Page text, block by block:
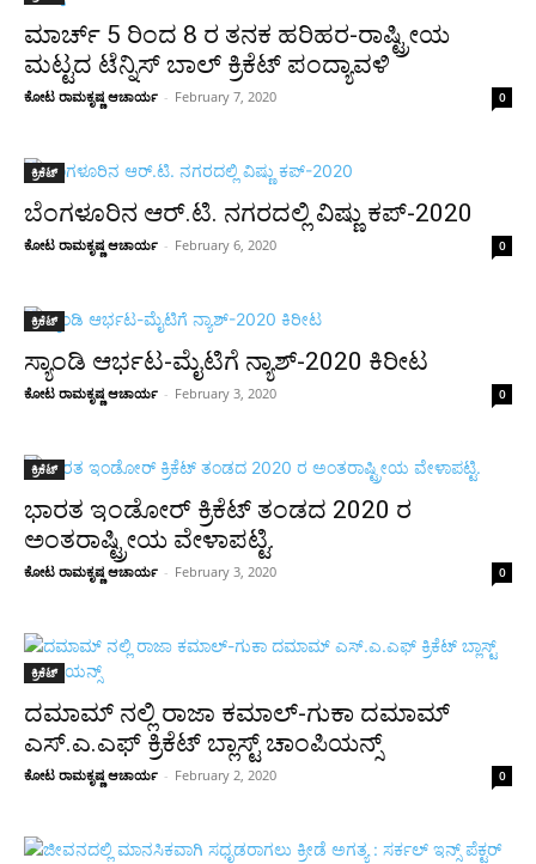
ಮಾರ್ಚ್ 5 ರಿಂದ 8 ರ ತನಕ ಹರಿಹರ-ರಾಷ್ಟ್ರೀಯ
ಮಟ್ಟದ ಟೆನ್ನಿಸ್ ಬಾಲ್ ಕ್ರಿಕೆಟ್ ಪಂದ್ಯಾವಳಿ
ಕೋಟ ರಾಮಕೃಷ್ಣ ಆಚಾರ್ಯ - February 7, 2020 0
ಕ್ರಿಕೆಟ್
ಬೆಂಗಳೂರಿನ ಆರ್.ಟಿ. ನಗರದಲ್ಲಿ ವಿಷ್ಣು ಕಪ್-2020
ಕೋಟ ರಾಮಕೃಷ್ಣ ಆಚಾರ್ಯ - February 6, 2020 0
ಕ್ರಿಕೆಟ್
ಸ್ಯಾಂಡಿ ಆರ್ಭಟ-ಮೈಟಿಗೆ ನ್ಯಾಶ್-2020 ಕಿರೀಟ
ಕೋಟ ರಾಮಕೃಷ್ಣ ಆಚಾರ್ಯ - February 3, 2020 0
ಕ್ರಿಕೆಟ್
ಭಾರತ ಇಂಡೋರ್ ಕ್ರಿಕೆಟ್ ತಂಡದ 2020 ರ
ಅಂತರಾಷ್ಟ್ರೀಯ ವೇಳಾಪಟ್ಟಿ.
ಕೋಟ ರಾಮಕೃಷ್ಣ ಆಚಾರ್ಯ - February 3, 2020 0
ಕ್ರಿಕೆಟ್
ದಮಾಮ್ ನಲ್ಲಿ ರಾಜಾ ಕಮಾಲ್-ಗುಕಾ ದಮಾಮ್
ಎಸ್.ಎ.ಎಫ್ ಕ್ರಿಕೆಟ್ ಬ್ಲಾಸ್ಟ್ ಚಾಂಪಿಯನ್ಸ್
ಕೋಟ ರಾಮಕೃಷ್ಣ ಆಚಾರ್ಯ - February 2, 2020 0